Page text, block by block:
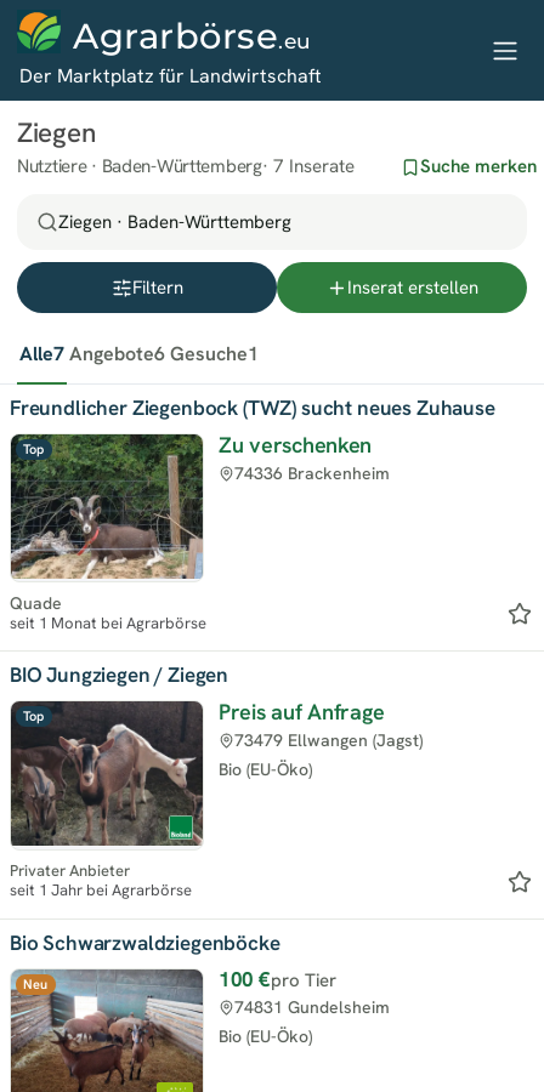
Agrarbörse.eu
Der Marktplatz für Landwirtschaft
Ziegen
Nutztiere · Baden-Württemberg 7 Inserate Suche merken
Ziegen · Baden-Württemberg
Filtern Inserat erstellen
Alle7Angebote6Gesuche1
Top
Freundlicher Ziegenbock (TWZ) sucht neues Zuhause
Zu verschenken
74336 Brackenheim
Quade
seit 1 Monat bei Agrarbörse
Top
BIO Jungziegen / Ziegen
Preis auf Anfrage
Bio (EU-Öko)
73479 Ellwangen (Jagst)
Privater Anbieter
seit 1 Jahr bei Agrarbörse
Neu
Bio Schwarzwaldziegenböcke
100 €pro Tier
Bio (EU-Öko)
74831 Gundelsheim